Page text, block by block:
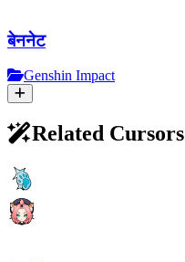
बेननेट
Genshin Impact
Related Cursors